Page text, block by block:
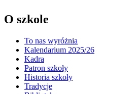
O szkole
To nas wyróżnia
Kalendarium 2025/26
Kadra
Patron szkoły
Historia szkoły
Tradycje